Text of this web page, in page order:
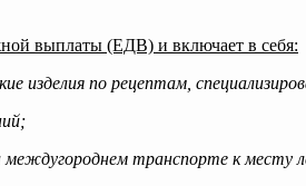
выплаты (ЕДВ) и включает в себя:
изделия по рецептам,
транспорте к месту